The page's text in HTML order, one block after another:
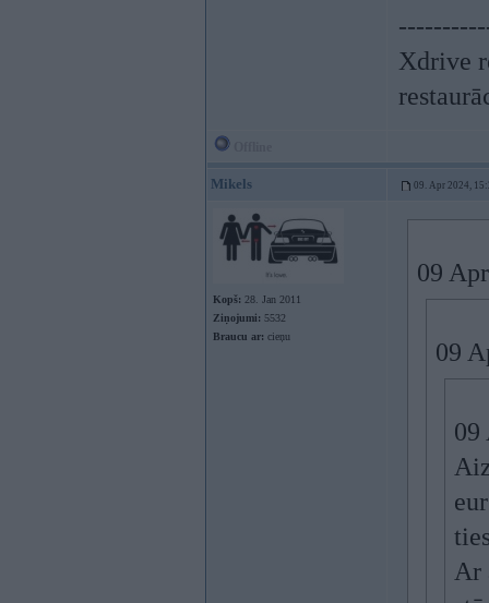
Xdrive
Mikels 09. Apr 2024,
Kopš: 28. Jan 2011
Ziņojumi: 5532
Braucu ar: cieņu
09
09
09
Ar